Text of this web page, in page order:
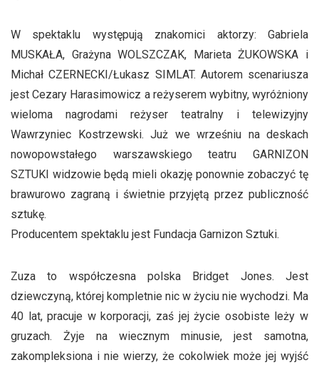
W spektaklu występują znakomici aktorzy: Gabriela
MUSKAŁA, Grażyna WOLSZCZAK, Marieta ŻUKOWSKA i
Michał CZERNECKI/Łukasz SIMLAT. Autorem scenariusza
jest Cezary Harasimowicz a reżyserem wybitny, wyróżniony
wieloma nagrodami reżyser teatralny i telewizyjny
Wawrzyniec Kostrzewski. Już we wrześniu na deskach
nowopowstałego warszawskiego teatru GARNIZON
SZTUKI widzowie będą mieli okazję ponownie zobaczyć tę
brawurowo zagraną i świetnie przyjętą przez publiczność
sztukę.
Producentem spektaklu jest Fundacja Garnizon Sztuki.
Zuza to współczesna polska Bridget Jones. Jest
dziewczyną, której kompletnie nic w życiu nie wychodzi. Ma
40 lat, pracuje w korporacji, zaś jej życie osobiste leży w
gruzach. Żyje na wiecznym minusie, jest samotna,
zakompleksiona i nie wierzy, że cokolwiek może jej wyjść